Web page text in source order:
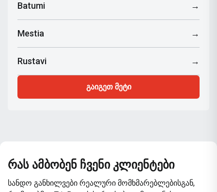
Batumi →
Mestia →
Rustavi →
გაიგეთ მეტი
რას ამბობენ ჩვენი კლიენტები
სანდო განხილვები რეალური მომხმარებლებისგან,